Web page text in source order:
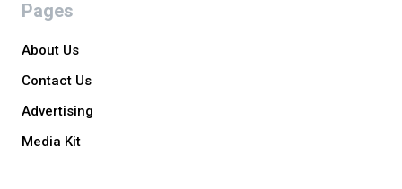
Pages
About Us
Contact Us
Advertising
Media Kit